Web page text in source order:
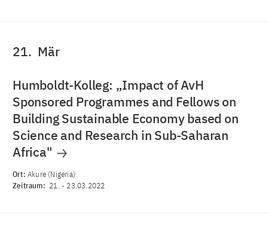
21. Mär
Humboldt-Kolleg: „Impact of AvH
Sponsored Programmes and Fellows on
Building Sustainable Economy based on
Science and Research in Sub-Saharan
Africa"
Ort: Akure (Nigeria)
Zeitraum: 21. - 23.03.2022